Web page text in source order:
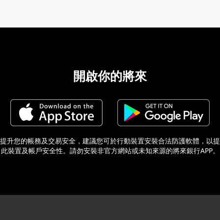
開啟你的將來
升您的帳務及交易安全，建議您可於行動裝置安裝合法防護軟體，以
此裝置及帳戶安全性。請勿安裝非官方網站或未知來源的將來銀行APP。